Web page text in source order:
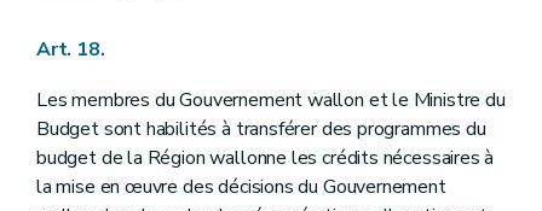
Art. 18.
Les membres du Gouvernement wallon et le Ministre du
Budget sont habilités à transférer des programmes du
budget de la Région wallonne les crédits nécessaires à
la mise en œuvre des décisions du Gouvernement